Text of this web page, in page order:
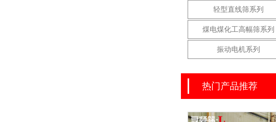
轻型直线筛系列
煤电煤化工高幅筛系列
振动电机系列
热门产品推荐